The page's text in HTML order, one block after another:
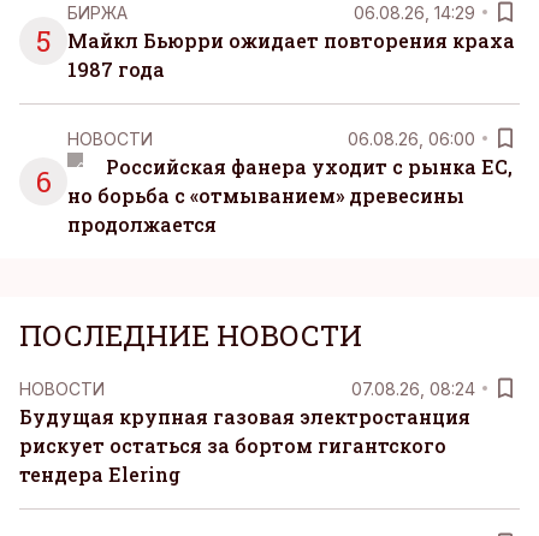
5
БИРЖА 06.08.26, 14:29
Майкл Бьюрри ожидает повторения краха
1987 года
6
НОВОСТИ 06.08.26, 06:00
Российская фанера уходит с рынка ЕС,
но борьба с «отмыванием» древесины
продолжается
ПОСЛЕДНИЕ НОВОСТИ
НОВОСТИ 07.08.26, 08:24
Будущая крупная газовая электростанция
рискует остаться за бортом гигантского
тендера Elering